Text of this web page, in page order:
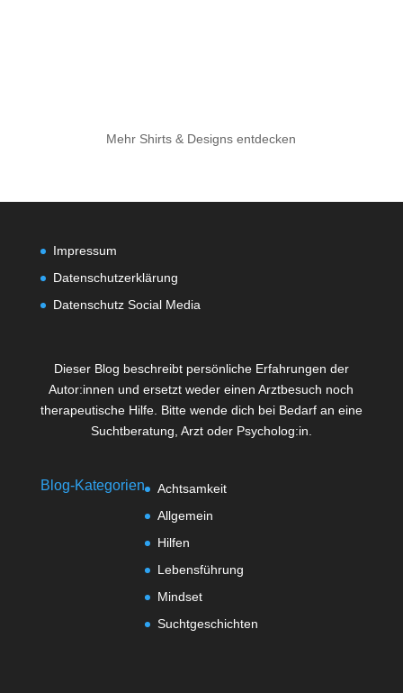
Mehr Shirts & Designs entdecken
Impressum
Datenschutzerklärung
Datenschutz Social Media
Dieser Blog beschreibt persönliche Erfahrungen der
Autor:innen und ersetzt weder einen Arztbesuch noch
therapeutische Hilfe. Bitte wende dich bei Bedarf an eine
Suchtberatung, Arzt oder Psycholog:in.
Blog-Kategorien
Achtsamkeit
Allgemein
Hilfen
Lebensführung
Mindset
Suchtgeschichten